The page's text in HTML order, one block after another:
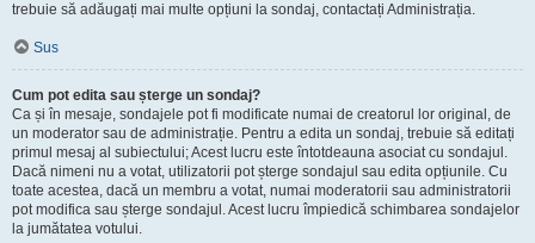
trebuie să adăugați mai multe opțiuni la sondaj, contactați Administrația.
Sus
Cum pot edita sau șterge un sondaj?
Ca și în mesaje, sondajele pot fi modificate numai de creatorul lor original, de
un moderator sau de administrație. Pentru a edita un sondaj, trebuie să editați
primul mesaj al subiectului; Acest lucru este întotdeauna asociat cu sondajul.
Dacă nimeni nu a votat, utilizatorii pot șterge sondajul sau edita opțiunile. Cu
toate acestea, dacă un membru a votat, numai moderatorii sau administratorii
pot modifica sau șterge sondajul. Acest lucru împiedică schimbarea sondajelor
la jumătatea votului.